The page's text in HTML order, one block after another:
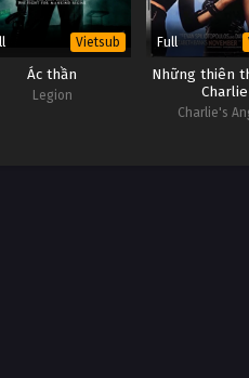
Vietsub
Ác thần
Legion
Full
Những thiên
Charlie
Charlie's